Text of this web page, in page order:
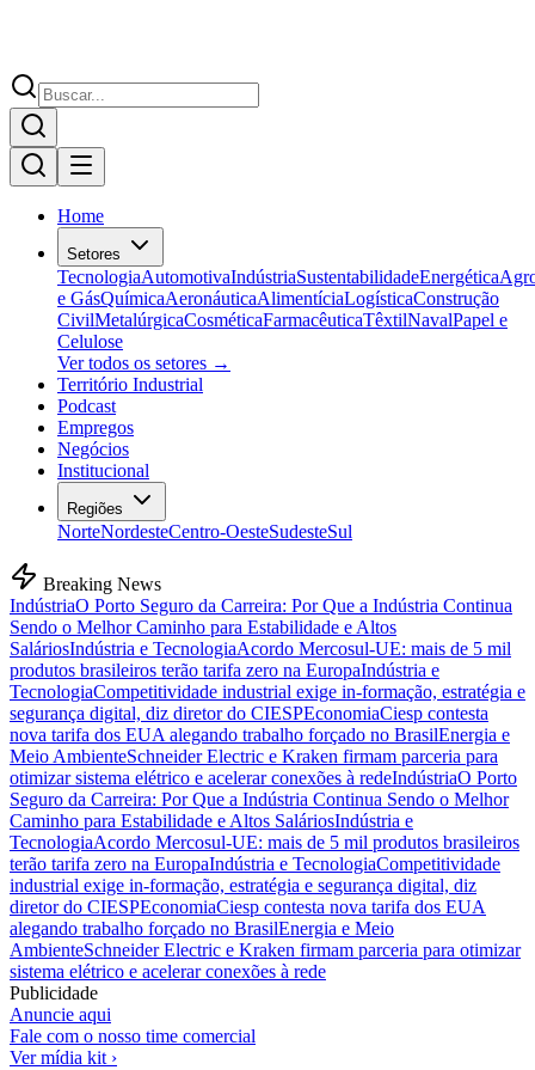
Home
Setores
TecnologiaAutomotivaIndústriaSustentabilidadeEnergética
e GásQuímicaAeronáuticaAlimentíciaLogísticaConstrução
CivilMetalúrgicaCosméticaFarmacêuticaTêxtilNavalPapel e
Celulose
Ver todos os setores →
Território Industrial
Podcast
Empregos
Negócios
Institucional
Regiões
NorteNordesteCentro-OesteSudesteSul
Breaking News
IndústriaO Porto Seguro da Carreira: Por Que a Indústria Continua
Sendo o Melhor Caminho para Estabilidade e Altos
SaláriosIndústria e TecnologiaAcordo Mercosul-UE: mais de 5 mil
produtos brasileiros terão tarifa zero na EuropaIndústria e
TecnologiaCompetitividade industrial exige in-formação, estratégia e
segurança digital, diz diretor do CIESPEconomiaCiesp contesta
nova tarifa dos EUA alegando trabalho forçado no BrasilEnergia e
Meio AmbienteSchneider Electric e Kraken firmam parceria para
otimizar sistema elétrico e acelerar conexões à redeIndústriaO Porto
Seguro da Carreira: Por Que a Indústria Continua Sendo o Melhor
Caminho para Estabilidade e Altos SaláriosIndústria e
TecnologiaAcordo Mercosul-UE: mais de 5 mil produtos brasileiros
terão tarifa zero na EuropaIndústria e TecnologiaCompetitividade
industrial exige in-formação, estratégia e segurança digital, diz
diretor do CIESPEconomiaCiesp contesta nova tarifa dos EUA
alegando trabalho forçado no BrasilEnergia e Meio
AmbienteSchneider Electric e Kraken firmam parceria para otimizar
sistema elétrico e acelerar conexões à rede
Publicidade
Anuncie aqui
Fale com o nosso time comercial
Ver mídia kit ›